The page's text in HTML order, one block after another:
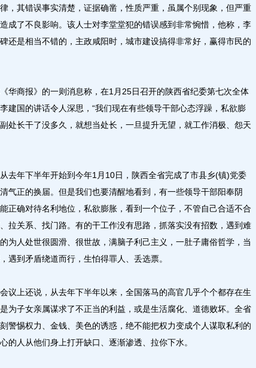
，其错误事实清楚，证据确凿，性质严重，虽属个别现象，但严重
成了不良影响。该人士对李堂堂犯的错误感到非常惋惜，他称，李
还是相当不错的，主政咸阳时，城市建设搞得非常好，赢得市民的
商报》的一则消息称，在1月25日召开的陕西省纪委第七次全体
建国的讲话令人深思，“我们现在有些领导干部心态浮躁，私欲膨
处长干了没多久，就想当处长，一旦提升无望，就工作消极、怨天
年下半年开始到今年1月10日，陕西全省完成了市县乡(镇)党委
气正的换届。但是我们也要清醒地看到，有一些领导干部阳奉阴
正确对待名利地位，私欲膨胀，看到一个位子，不管自己合适不合
拉关系、找门路。有的干工作没有思路，抓落实没有招数，遇到难
为人处世很圆滑、很世故，满脑子利己主义，一肚子庸俗哲学，当
遇到矛盾绕道而行，生怕得罪人、丢选票。
上还说，从去年下半年以来，全国落马的高官几乎个个都存在生
为子女亲属谋求了不正当的利益，或是生活腐化、道德败坏。全省
警惕权力、金钱、美色的诱惑，绝不能把权力变成个人谋取私利的
的人从他们身上打开缺口、逐渐渗透、拉你下水。